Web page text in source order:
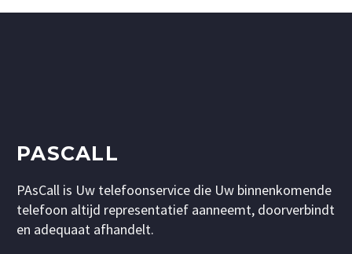
PASCALL
PAsCall is Uw telefoonservice die Uw binnenkomende
telefoon altijd representatief aanneemt, doorverbindt
en adequaat afhandelt.